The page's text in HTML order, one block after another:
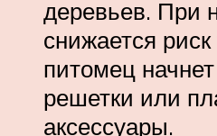
деревьев. При
снижается риск
питомец
решетки или
аксессуары.